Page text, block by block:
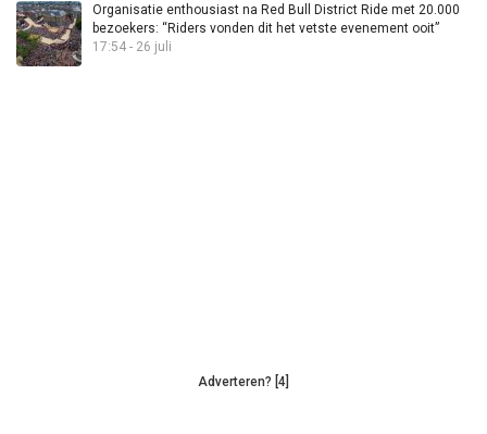
Organisatie enthousiast na Red Bull District Ride met 20.000
bezoekers: “Riders vonden dit het vetste evenement ooit”
17:54 - 26 juli
Adverteren? [4]